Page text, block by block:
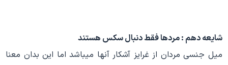
شایعه دهم : مردها فقط دنبال سکس هستند
میل جنسی مردان از غرایز آشکار آنها میباشد اما این بدان معنا